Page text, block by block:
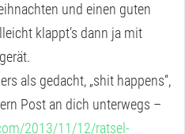
und einen guten
klappt’s dann ja mit
als gedacht, „shit happens“,
Post an dich unterwegs –
2013/11/12/ratsel-